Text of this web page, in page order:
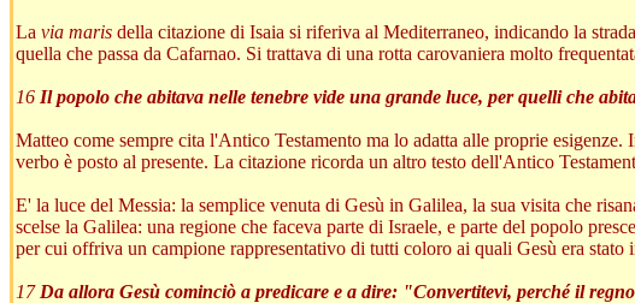
La via maris della citazione di Isaia si riferiva al Mediterraneo, indicando la
quella che passa da Cafarnao. Si trattava di una rotta carovaniera molto
16 Il popolo che abitava nelle tenebre vide una grande luce, per quelli che
Matteo come sempre cita l'Antico Testamento ma lo adatta alle proprie
verbo è posto al presente. La citazione ricorda un altro testo dell'Antico
E' la luce del Messia: la semplice venuta di Gesù in Galilea, la sua visita che
scelse la Galilea: una regione che faceva parte di Israele, e parte del popolo
per cui offriva un campione rappresentativo di tutti coloro ai quali Gesù era stato
17Da allora Gesù cominciò a predicare e a dire: "Convertitevi, perché il